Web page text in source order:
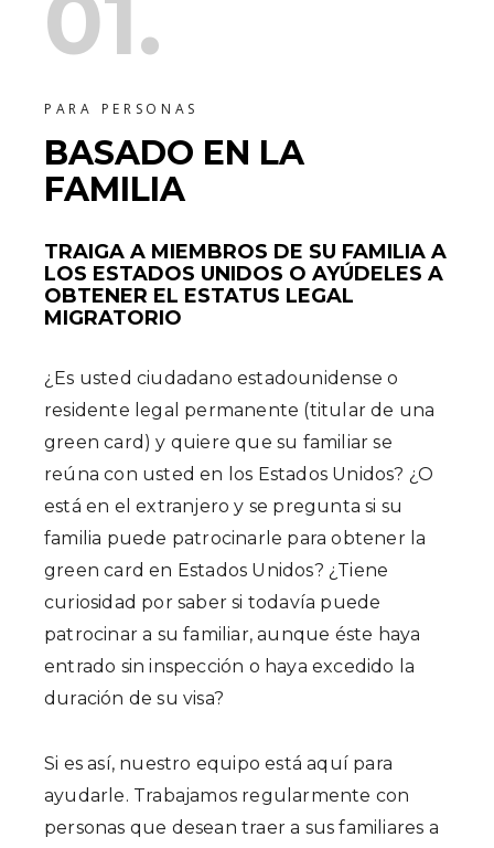
01.
PARA PERSONAS
BASADO EN LA
FAMILIA
TRAIGA A MIEMBROS DE SU FAMILIA A
LOS ESTADOS UNIDOS O AYÚDELES A
OBTENER EL ESTATUS LEGAL
MIGRATORIO
¿Es usted ciudadano estadounidense o
residente legal permanente (titular de una
green card) y quiere que su familiar se
reúna con usted en los Estados Unidos? ¿O
está en el extranjero y se pregunta si su
familia puede patrocinarle para obtener la
green card en Estados Unidos? ¿Tiene
curiosidad por saber si todavía puede
patrocinar a su familiar, aunque éste haya
entrado sin inspección o haya excedido la
duración de su visa?
Si es así, nuestro equipo está aquí para
ayudarle. Trabajamos regularmente con
personas que desean traer a sus familiares a